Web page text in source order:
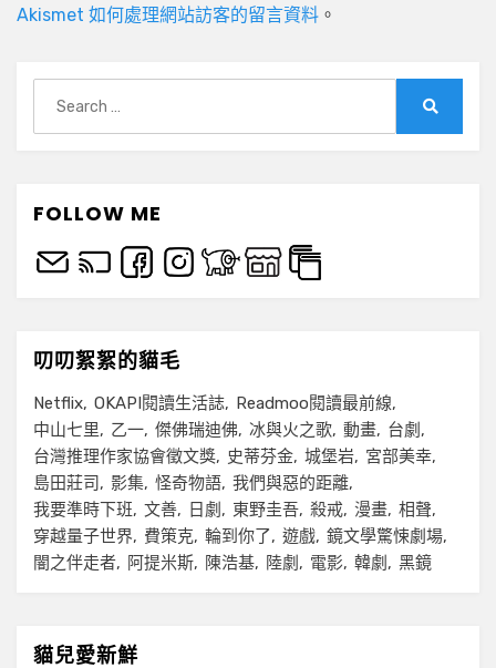
Akismet 如何處理網站訪客的留言資料 。
for:
FOLLOW ME
叨叨絮絮的貓毛
Netflix OKAPI閱讀生活誌
Readmoo閱讀最前線
中山七里
乙一 傑佛瑞迪佛 冰與火之歌 動畫
台劇
台灣推理作家協會徵文獎
史蒂芬金 城堡岩
宮部美幸
島田莊司
影集 怪奇物語 我們與惡的距離
我要準時下班
文善 日劇 東野圭吾 殺戒 漫畫 相聲
穿越量子世界
費策克 輪到你了 遊戲 鏡文學驚悚劇場
闇之伴走者
阿提米斯 陳浩基 陸劇 電影 韓劇 黑鏡
貓兒愛新鮮